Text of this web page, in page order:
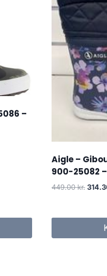
–
Aigle –
900-25082
449.00kr. Den
var: